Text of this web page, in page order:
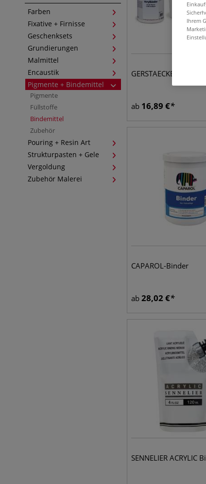
Farben
Fixative + Firnisse
Geschenksets
Grundierungen
Malmittel
Encaustik
Pigmente + Bindemittel
Pigmente
Füllstoffe
Bindemittel
Zubehör
Pouring + Resin Art
Strukturpasten + Gele
Vergoldung
Zubehör Malerei
GERSTAECKER
ab 16,89 €
CAPAROL-Binder
ab 28,02 €
SENNELIER ACRYLIC
Ihrem